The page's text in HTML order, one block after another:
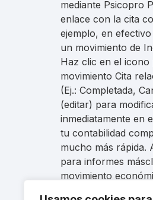
mediante Psicopro
enlace con la cita
ejemplo, en
un movimiento de
Haz clic en el icono
movimiento Cita
(Ej.: Completada,
(editar) para
inmediatamente en
tu contabilidad
mucho más rápida.
para informes
movimiento
de Psicopro Pay